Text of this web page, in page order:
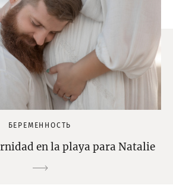
БЕРЕМЕННОСТЬ
en la playa para Natalie